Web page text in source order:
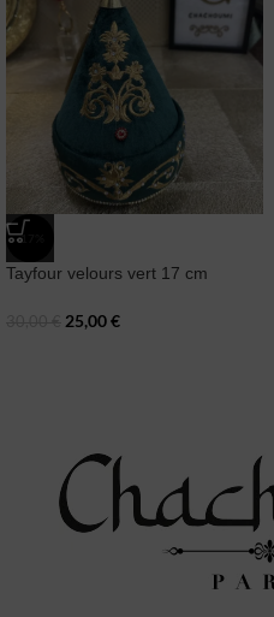
-17%
Tayfour velours vert 17 cm
25,00€